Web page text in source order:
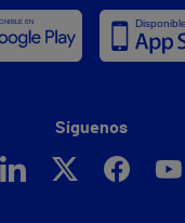
Síguenos